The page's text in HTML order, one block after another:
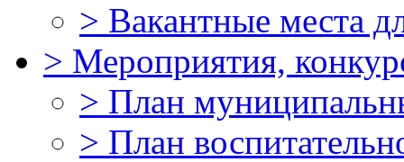
> Вакантные места
> Мероприятия,
> План
> План